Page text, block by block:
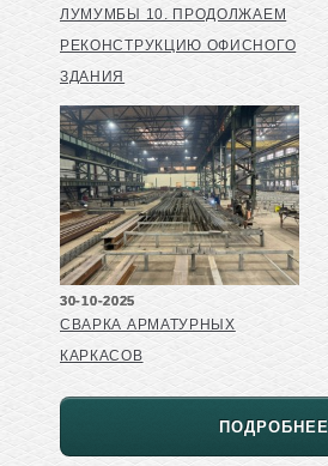
ЛУМУМБЫ 10. ПРОДОЛЖАЕМ
РЕКОНСТРУКЦИЮ ОФИСНОГО
ЗДАНИЯ
30-10-2025
СВАРКА АРМАТУРНЫХ
КАРКАСОВ
ПОДРОБНЕЕ